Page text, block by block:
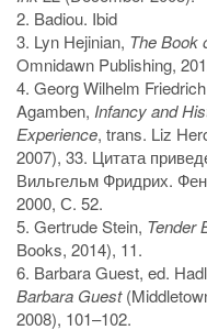
2. Badiou. Ibid
3. Lyn Hejinian, The Book
Omnidawn Publishing,
4. Georg Wilhelm
Agamben, Infancy and
Experience, trans. Liz
2007), 33. Цитата
Вильгельм Фридрих.
2000, С. 52.
5. Gertrude Stein, Tender
Books, 2014), 11.
6. Barbara Guest, ed.
Barbara Guest
2008), 101–102.